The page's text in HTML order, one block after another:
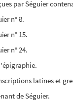
par Séguier
n° 8.
n° 15.
n° 24.
latines et
de Séguier.